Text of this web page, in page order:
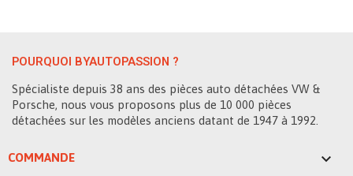
POURQUOI BYAUTOPASSION ?
Spécialiste depuis 38 ans des pièces auto détachées VW &
Porsche, nous vous proposons plus de 10 000 pièces
détachées sur les modèles anciens datant de 1947 à 1992.
COMMANDE 